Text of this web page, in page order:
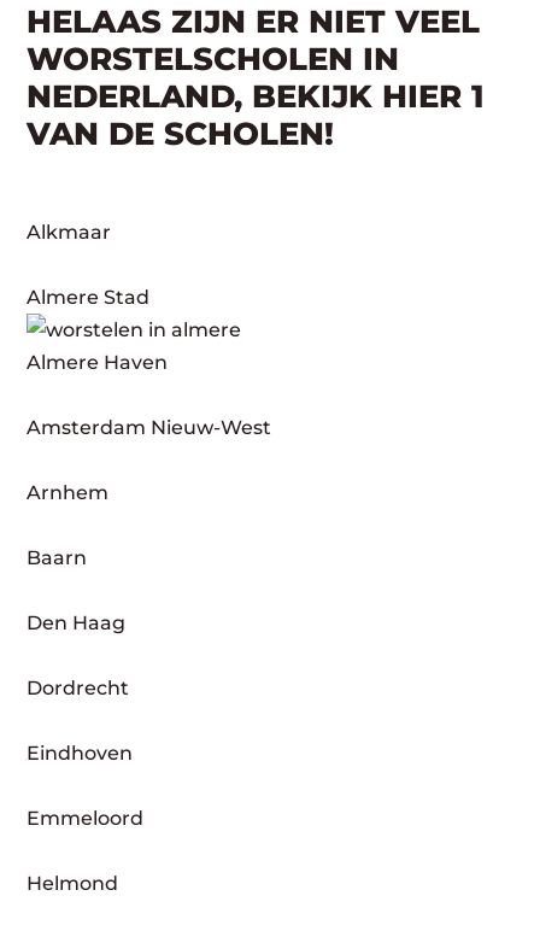
HELAAS ZIJN ER NIET VEEL
WORSTELSCHOLEN IN
NEDERLAND, BEKIJK HIER 1
VAN DE SCHOLEN!
Alkmaar
Almere Stad
Almere Haven
Amsterdam Nieuw-West
Arnhem
Baarn
Den Haag
Dordrecht
Eindhoven
Emmeloord
Helmond